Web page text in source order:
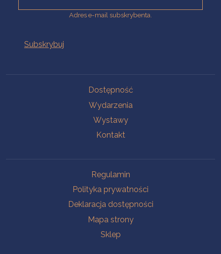
Adres e-mail subskrybenta.
Dostępność
Wydarzenia
Wystawy
Kontakt
Regulamin
Polityka prywatności
Deklaracja dostępności
Mapa strony
Sklep